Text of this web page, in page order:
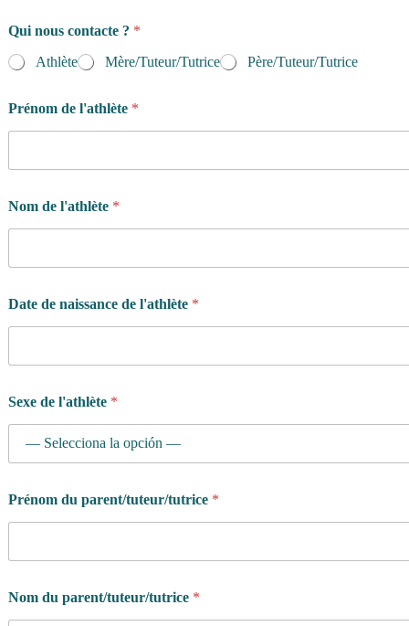
Qui nous contacte ? *
Athlète
Mère/Tuteur/Tutrice Père/Tuteur/Tutrice
Prénom de l'athlète *
Nom de l'athlète *
Date de naissance de l'athlète *
Sexe de l'athlète *
Prénom du parent/tuteur/tutrice *
Nom du parent/tuteur/tutrice *